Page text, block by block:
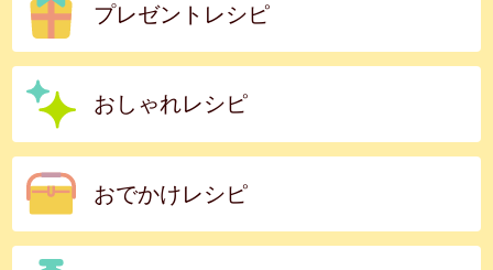
プレゼントレシピ
おしゃれレシピ
おでかけレシピ